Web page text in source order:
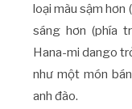
loại màu sậm hơn
sáng hơn (phía
Hana-mi dango
như một món
anh đào.